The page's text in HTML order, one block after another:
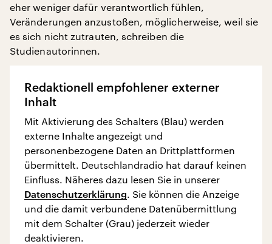
eher weniger dafür verantwortlich fühlen,
Veränderungen anzustoßen, möglicherweise, weil sie
es sich nicht zutrauten, schreiben die
Studienautorinnen.
Redaktionell empfohlener externer
Inhalt
Mit Aktivierung des Schalters (Blau) werden
externe Inhalte angezeigt und
personenbezogene Daten an Drittplattformen
übermittelt. Deutschlandradio hat darauf keinen
Einfluss. Näheres dazu lesen Sie in unserer
Datenschutzerklärung . Sie können die Anzeige
und die damit verbundene Datenübermittlung
mit dem Schalter (Grau) jederzeit wieder
deaktivieren.